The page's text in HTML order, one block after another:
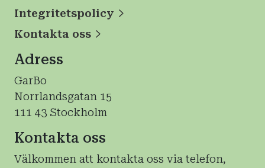
Integritetspolicy
Kontakta oss
Adress
GarBo
Norrlandsgatan 15
111 43 Stockholm
Kontakta oss
Välkommen att kontakta oss via telefon,